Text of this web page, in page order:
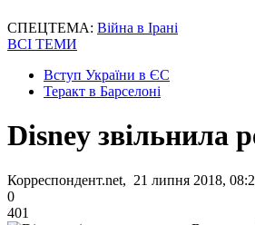
СПЕЦТЕМА: Війна в Ірані
ВСІ ТЕМИ
Вступ України в ЄС
Теракт в Барселоні
Disney звільнила
Корреспондент.net, 21 липня 2018,
0
401